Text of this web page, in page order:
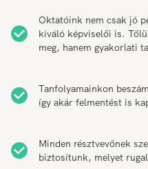
Oktatóink nem csak jó
kiváló képviselői is.
meg, hanem gyakorlati
Tanfolyamainkon
így akár felmentést is
Minden résztvevőnek
biztosítunk, melyet